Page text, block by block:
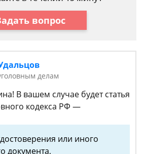
вопрос
делам
В вашем случае будет статья
кодекса РФ —
или иного
документа,